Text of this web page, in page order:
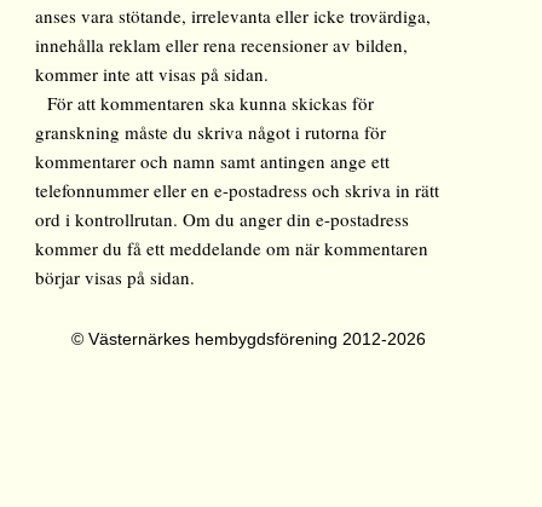
anses vara stötande, irrelevanta eller icke trovärdiga,
innehålla reklam eller rena recensioner av bilden,
kommer inte att visas på sidan.
För att kommentaren ska kunna skickas för
granskning måste du skriva något i rutorna för
kommentarer och namn samt antingen ange ett
telefonnummer eller en e-postadress och skriva in rätt
ord i kontrollrutan. Om du anger din e-postadress
kommer du få ett meddelande om när kommentaren
börjar visas på sidan.
© Västernärkes hembygdsförening 2012-2026